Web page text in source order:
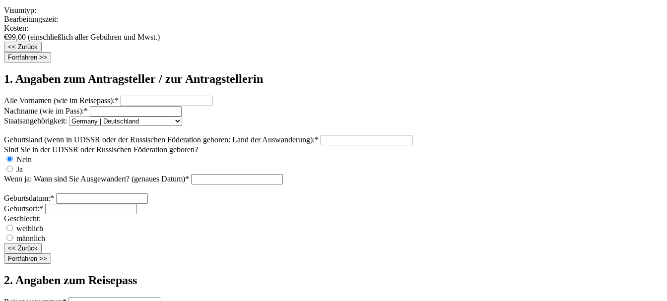
Visumtyp:
Bearbeitungszeit:
Kosten:
€99,00 (einschließlich aller Gebühren und Mwst.)
1. Angaben zum Antragsteller / zur Antragstellerin
Alle Vornamen (wie im Reisepass):*
Nachname (wie im Pass):*
Staatsangehörigkeit:
Geburtsland (wenn in UDSSR oder der Russischen Föderation geboren: Land der Auswanderung):*
Sind Sie in der UDSSR oder Russischen Föderation geboren?
Nein
Ja
Wenn ja: Wann sind Sie Ausgewandert? (genaues Datum)*
Geburtsdatum:*
Geburtsort:*
Geschlecht:
weiblich
männlich
2. Angaben zum Reisepass